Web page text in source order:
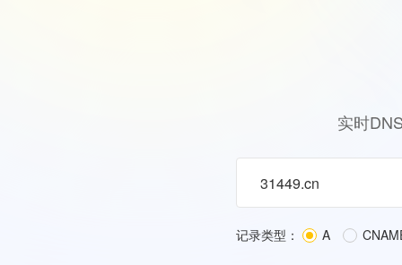
实时
记录类型： A